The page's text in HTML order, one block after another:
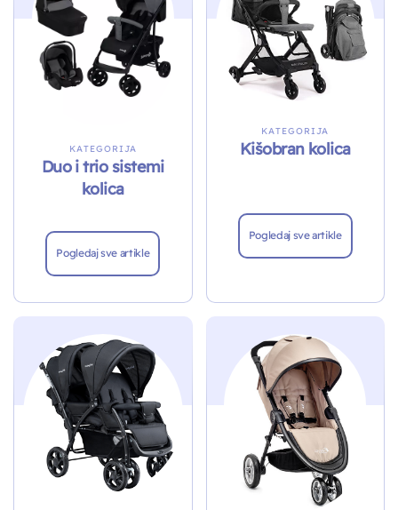
KATEGORIJA
Duo i trio sistemi
kolica
Pogledaj sve artikle
KATEGORIJA
Kišobran kolica
Pogledaj sve artikle